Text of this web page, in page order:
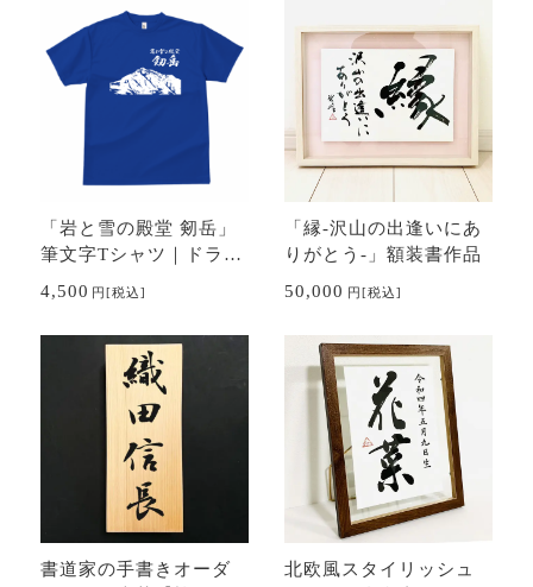
「岩と雪の殿堂 剱岳」
筆文字Tシャツ｜ドライ
素材 色種類沢山あり
4,500 円[税込]
「縁-沢山の出逢いにあ
りがとう-」額装書作品
50,000 円[税込]
書道家の手書きオーダ
北欧風スタイリッシュ